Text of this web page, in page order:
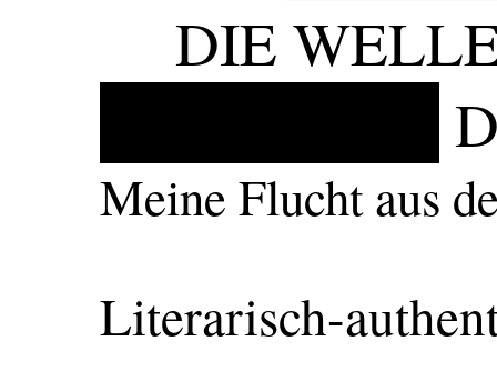
DIE
Meine Flucht aus
Literarisch-